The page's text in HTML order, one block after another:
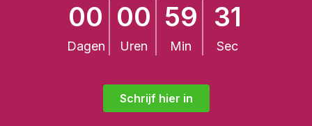
00
Dagen
00
Uren
59
Min
30
Sec
Schrijf hier in